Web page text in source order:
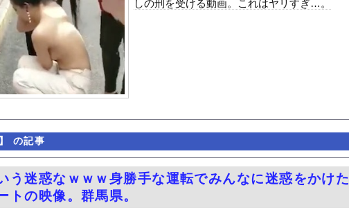
カー前代表監督を追及「なぜ負けたのか」
セルすべきか…1万年ぶり史上最大級の火山の兆し＝韓国の反応
の前にいた。私が上に物を投げるフリをする → 猫はこうなります…
新版のあのちゃん、可愛過ぎてワイらにブッ刺さりまくりw w w w w...
さんのJK姿
ｗｗ ｗ ｗｗｗ
トラックはサービスエリア利用有料化すればサボらず走るし流問題解決じゃね...
りするんや
キロケット、怖すぎる…これよく轢かずに止まれたな
中に64歳男性死亡 8合目付近で意識失う
しの刑を受ける動画。これはヤリすぎ…。
】 の記事
う迷惑なｗｗｗ身勝手な運転でみんなに迷惑をかけた
トの映像。群馬県。